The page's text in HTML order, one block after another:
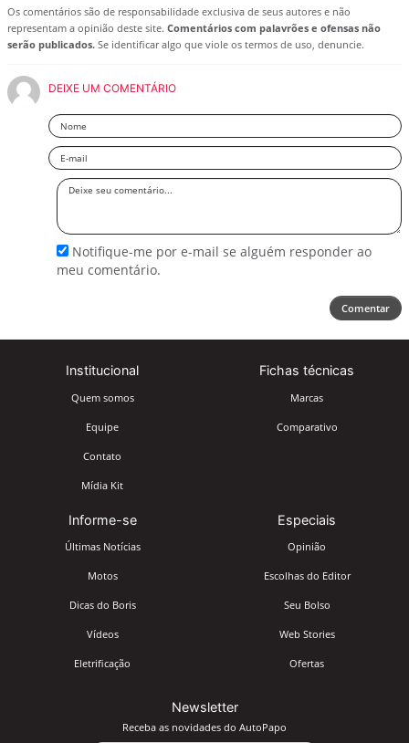
Os comentários são de responsabilidade exclusiva de seus autores e não
representam a opinião deste site. Comentários com palavrões e ofensas não
serão publicados. Se identificar algo que viole os termos de uso, denuncie.
DEIXE UM COMENTÁRIO
Nome
Email
Deixe
Notifique-me por e-mail se alguém responder ao
meu comentário.
Comentar
Institucional
Quem somos
Equipe
Contato
Mídia Kit
Fichas técnicas
Marcas
Comparativo
Informe-se
Últimas Notícias
Motos
Dicas do Boris
Vídeos
Eletrificação
Especiais
Opinião
Escolhas do Editor
Seu Bolso
Web Stories
Ofertas
Newsletter
Receba as novidades do AutoPapo